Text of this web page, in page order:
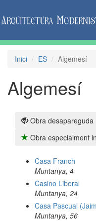
Inici ES Algemesí
Algemesí
Obra desapareguda
Obra especialment
Casa Franch
Muntanya, 4
Casino Liberal
Muntanya, 24
Casa Pascual
Muntanya, 56